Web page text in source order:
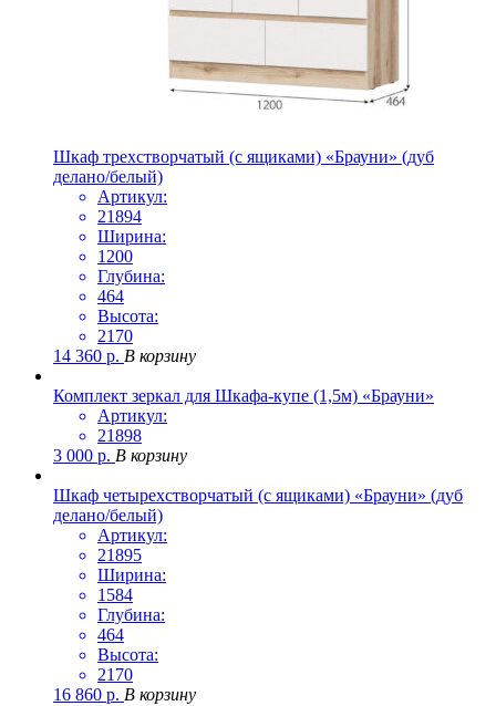
Шкаф трехстворчатый (с ящиками) «Брауни» (дуб
делано/белый)
Артикул:
21894
Ширина:
1200
Глубина:
464
Высота:
2170
14 360 р. В корзину
Комплект зеркал для Шкафа-купе (1,5м) «Брауни»
Артикул:
21898
3 000 р. В корзину
Шкаф четырехстворчатый (с ящиками) «Брауни» (дуб
делано/белый)
Артикул:
21895
Ширина:
1584
Глубина:
464
Высота:
2170
16 860 р. В корзину